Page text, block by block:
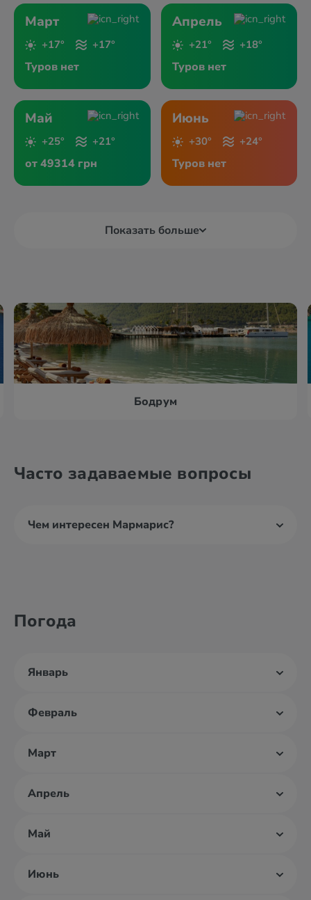
Март
+17° +17°
Туров нет
Апрель
+21° +18°
Туров нет
Май
+25° +21°
от 49314 грн
Июнь
+30° +24°
Туров нет
Показать больше
Бодрум
Часто задаваемые вопросы
Чем интересен Мармарис?
Погода
Январь
Февраль
Март
Апрель
Май
Июнь